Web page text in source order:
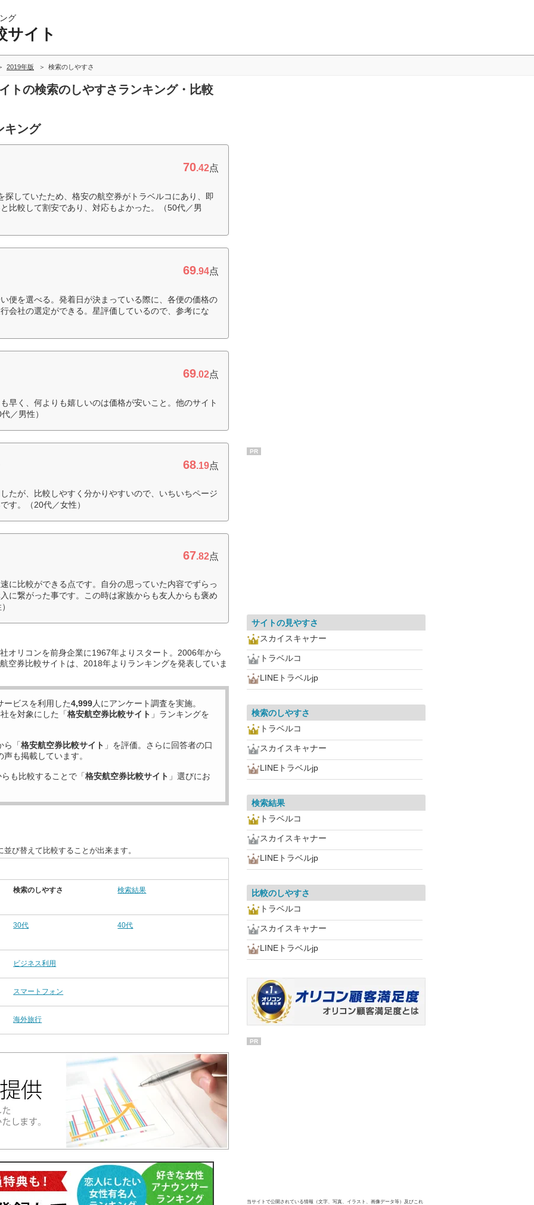
グ
サイト
2019年版 検索のしやすさ
トの検索のしやすさランキング・比較
キング
70.42点
探していたため、格安の航空券がトラベルコにあり、即
比較して割安であり、対応もよかった。（50代／男
69.94点
便を選べる。発着日が決まっている際に、各便の価格の
会社の選定ができる。星評価しているので、参考にな
69.02点
早く、何よりも嬉しいのは価格が安いこと。他のサイト
／男性）
68.19点
たが、比較しやすく分かりやすいので、いちいちページ
す。（20代／女性）
67.82点
に比較ができる点です。自分の思っていた内容でずらっ
に繋がった事です。この時は家族からも友人からも褒め
オリコンを前身企業に1967年よりスタート。2006年から
空券比較サイトは、2018年よりランキングを発表していま
ービスを利用した4,999人にアンケート調査を実施。
社を対象にした「格安航空券比較サイト 」ランキングを
ら「格安航空券比較サイト 」を評価。さらに回答者の口
も掲載しています。
も比較することで「格安航空券比較サイト 」選びにお
び替えて比較することが出来ます。
検索のしやすさ 検索結果
30代 40代
ビジネス利用
スマートフォン
海外旅行
PR
サイトの見やすさ
スカイスキャナー
トラベルコ
LINEトラベルjp
検索のしやすさ
トラベルコ
スカイスキャナー
LINEトラベルjp
検索結果
トラベルコ
スカイスキャナー
LINEトラベルjp
比較のしやすさ
トラベルコ
スカイスキャナー
LINEトラベルjp
PR
当サイトで公開されている情報（文字、写真、イラスト、画像データ等）及びこれ